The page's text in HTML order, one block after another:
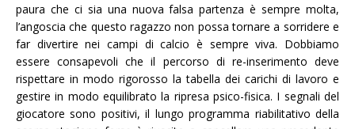
paura che ci sia una nuova falsa partenza è sempre molta,
l’angoscia che questo ragazzo non possa tornare a sorridere e
far divertire nei campi di calcio è sempre viva. Dobbiamo
essere consapevoli che il percorso di re-inserimento deve
rispettare in modo rigorosso la tabella dei carichi di lavoro e
gestire in modo equilibrato la ripresa psico-fisica. I segnali del
giocatore sono positivi, il lungo programma riabilitativo della